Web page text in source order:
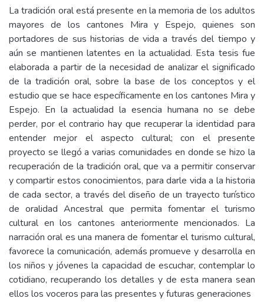
La tradición oral está presente en la memoria de los adultos
mayores de los cantones Mira y Espejo, quienes son
portadores de sus historias de vida a través del tiempo y
aún se mantienen latentes en la actualidad. Esta tesis fue
elaborada a partir de la necesidad de analizar el significado
de la tradición oral, sobre la base de los conceptos y el
estudio que se hace específicamente en los cantones Mira y
Espejo. En la actualidad la esencia humana no se debe
perder, por el contrario hay que recuperar la identidad para
entender mejor el aspecto cultural; con el presente
proyecto se llegó a varias comunidades en donde se hizo la
recuperación de la tradición oral, que va a permitir conservar
y compartir estos conocimientos, para darle vida a la historia
de cada sector, a través del diseño de un trayecto turístico
de oralidad Ancestral que permita fomentar el turismo
cultural en los cantones anteriormente mencionados. La
narración oral es una manera de fomentar el turismo cultural,
favorece la comunicación, además promueve y desarrolla en
los niños y jóvenes la capacidad de escuchar, contemplar lo
cotidiano, recuperando los detalles y de esta manera sean
ellos los voceros para las presentes y futuras generaciones